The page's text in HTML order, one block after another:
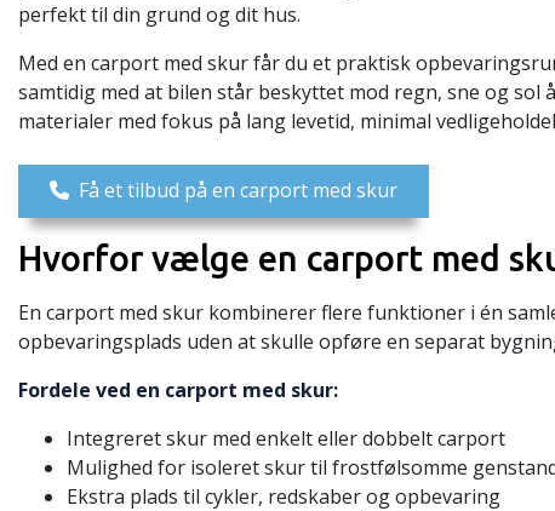
perfekt til din grund og dit hus.
Med en carport med skur får du et praktisk
samtidig med at bilen står beskyttet mod regn, sne og
materialer med fokus på lang levetid, minimal
Få et tilbud på en carport med skur
Hvorfor vælge en carport med
En carport med skur kombinerer flere funktioner i én
opbevaringsplads uden at skulle opføre en separat
Fordele ved en carport med skur:
Integreret skur med enkelt eller dobbelt carport
Mulighed for isoleret skur til frostfølsomme
Ekstra plads til cykler, redskaber og opbevaring